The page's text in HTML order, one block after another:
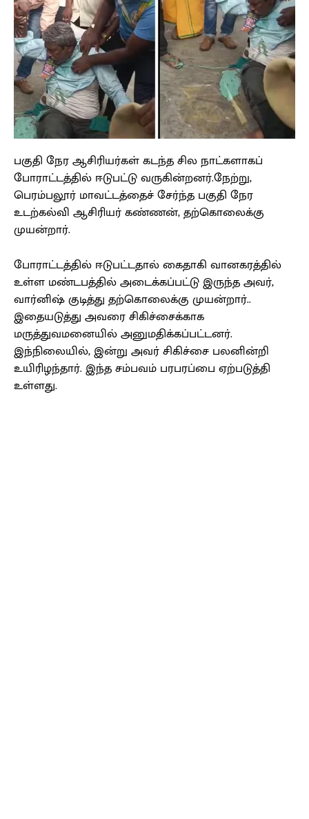
பகுதி நேர ஆசிரியர்கள் கடந்த சில நாட்களாகப்
போராட்டத்தில் ஈடுபட்டு வருகின்றனர்.நேற்று,
பெரம்பலூர் மாவட்டத்தைச் சேர்ந்த பகுதி நேர
உடற்கல்வி ஆசிரியர் கண்ணன், தற்கொலைக்கு
முயன்றார்.
போராட்டத்தில் ஈடுபட்டதால் கைதாகி வானகரத்தில்
உள்ள மண்டபத்தில் அடைக்கப்பட்டு இருந்த அவர்,
வார்னிஷ் குடித்து தற்கொலைக்கு முயன்றார்..
இதையடுத்து அவரை சிகிச்சைக்காக
மருத்துவமனையில் அனுமதிக்கப்பட்டனர்.
இந்நிலையில், இன்று அவர் சிகிச்சை பலனின்றி
உயிரிழந்தார். இந்த சம்பவம் பரபரப்பை ஏற்படுத்தி
உள்ளது.